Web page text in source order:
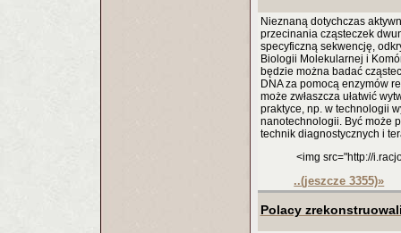
Nieznaną dotychczas
przecinania cząsteczek
specyficzną sekwencję,
Biologii Molekularnej i
będzie można badać
DNA za pomocą enzymów
może zwłaszcza ułatwić
praktyce, np. w technologii
nanotechnologii. Być może
technik diagnostycznych i
<img src="http://
..(jeszcze 3355)»
Polacy